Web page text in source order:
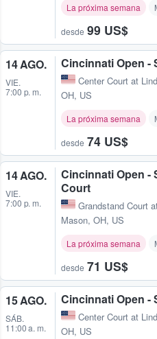
La próxima semana
desde 99 US$
14 AGO.
VIE.
7:00 p. m.
Cincinnati Open -
Center Court at
OH, US
La próxima semana
desde 74 US$
14 AGO.
VIE.
7:00 p. m.
Cincinnati Open -
Court
Grandstand Court
Mason, OH, US
La próxima semana
desde 71 US$
15 AGO.
SÁB.
11:00 a. m.
Cincinnati Open -
Center Court at
OH, US